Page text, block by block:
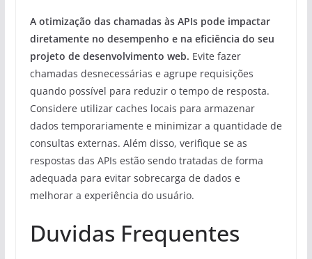
A otimização das chamadas às APIs pode impactar
diretamente no desempenho e na eficiência do seu
projeto de desenvolvimento web. Evite fazer
chamadas desnecessárias e agrupe requisições
quando possível para reduzir o tempo de resposta.
Considere utilizar caches locais para armazenar
dados temporariamente e minimizar a quantidade de
consultas externas. Além disso, verifique se as
respostas das APIs estão sendo tratadas de forma
adequada para evitar sobrecarga de dados e
melhorar a experiência do usuário.
Duvidas Frequentes